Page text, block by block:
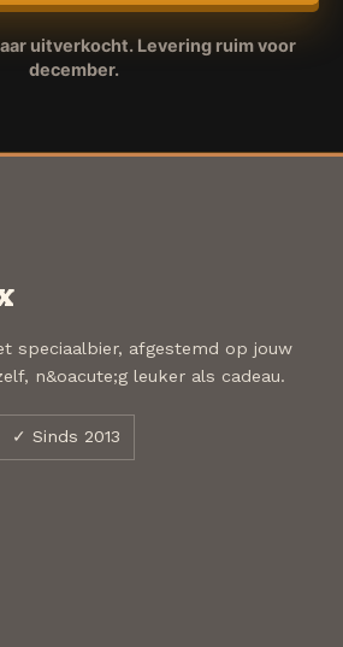
uitverkocht. Levering ruim voor
december.
speciaalbier, afgestemd op jouw
n&oacute;g leuker als cadeau.
✓ Sinds 2013